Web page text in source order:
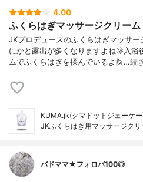
4.00
ふくらはぎマッサージクリーム
JKプロデュースのふくらはぎマッサ
にかと露出が多くなりますよね🌞入
ムでふくらはぎを揉んでいるよ🙋…続
KUMA.jk(クマドットジェーケ
JKふくらはぎ用マッサージクリ
バドママ★フォロバ100◎